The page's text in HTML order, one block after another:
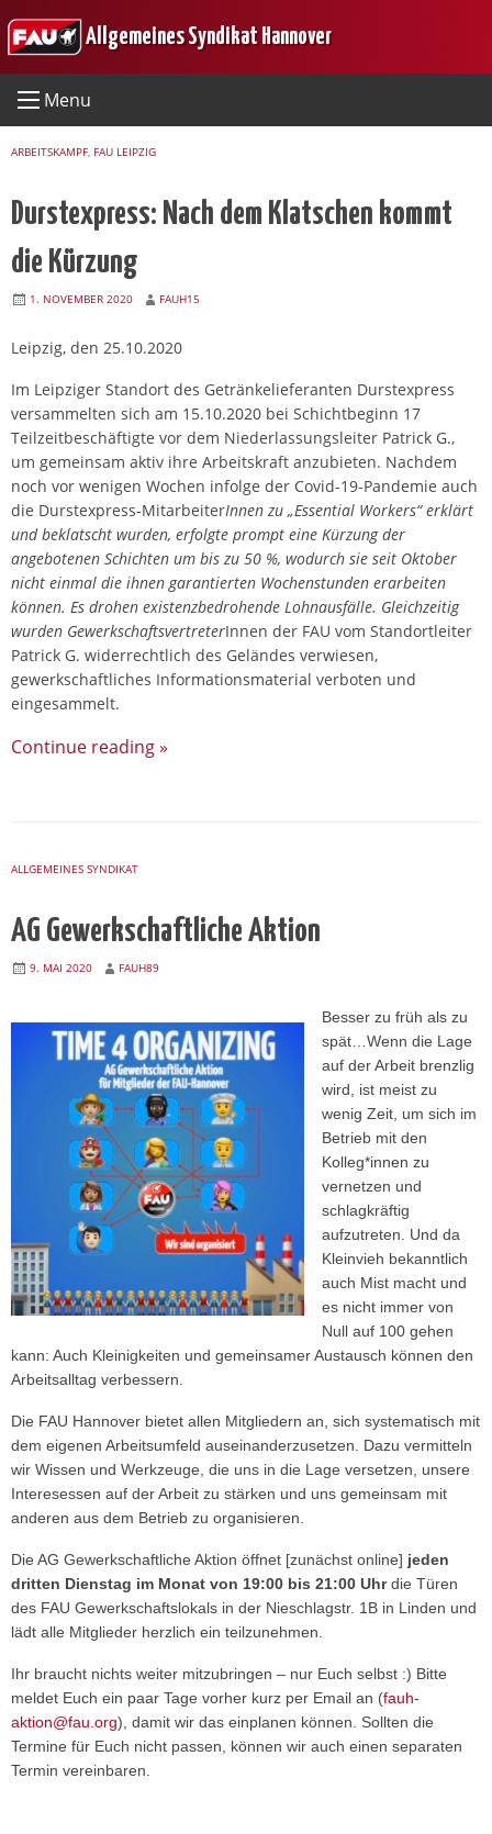
to
Allgemeines Syndikat Hannover
Menu
ARBEITSKAMPF, FAU LEIPZIG
Durstexpress: Nach dem Klatschen kommt
die Kürzung
1. NOVEMBER 2020 FAUH15
Leipzig, den 25.10.2020
Im Leipziger Standort des Getränkelieferanten Durstexpress
versammelten sich am 15.10.2020 bei Schichtbeginn 17
Teilzeitbeschäftigte vor dem Niederlassungsleiter Patrick G.,
um gemeinsam aktiv ihre Arbeitskraft anzubieten. Nachdem
noch vor wenigen Wochen infolge der Covid-19-Pandemie auch
die Durstexpress-MitarbeiterInnen zu „Essential Workers“ erklärt
und beklatscht wurden, erfolgte prompt eine Kürzung der
angebotenen Schichten um bis zu 50 %, wodurch sie seit Oktober
nicht einmal die ihnen garantierten Wochenstunden erarbeiten
können. Es drohen existenzbedrohende Lohnausfälle. Gleichzeitig
wurden GewerkschaftsvertreterInnen der FAU vom Standortleiter
Patrick G. widerrechtlich des Geländes verwiesen,
gewerkschaftliches Informationsmaterial verboten und
eingesammelt.
Continue reading»
ALLGEMEINES SYNDIKAT
AG Gewerkschaftliche Aktion
9. MAI 2020 FAUH89
Besser zu früh als zu
spät…Wenn die Lage
auf der Arbeit brenzlig
wird, ist meist zu
wenig Zeit, um sich im
Betrieb mit den
Kolleg*innen zu
vernetzen und
schlagkräftig
aufzutreten. Und da
Kleinvieh bekanntlich
auch Mist macht und
es nicht immer von
Null auf 100 gehen
kann: Auch Kleinigkeiten und gemeinsamer Austausch können den
Arbeitsalltag verbessern.
Die FAU Hannover bietet allen Mitgliedern an, sich systematisch mit
dem eigenen Arbeitsumfeld auseinanderzusetzen. Dazu vermitteln
wir Wissen und Werkzeuge, die uns in die Lage versetzen, unsere
Interesessen auf der Arbeit zu stärken und uns gemeinsam mit
anderen aus dem Betrieb zu organisieren.
Die AG Gewerkschaftliche Aktion öffnet [zunächst online] jeden
dritten Dienstag im Monat von 19:00 bis 21:00 Uhrdie Türen
des FAU Gewerkschaftslokals in der Nieschlagstr. 1B in Linden und
lädt alle Mitglieder herzlich ein teilzunehmen.
Ihr braucht nichts weiter mitzubringen – nur Euch selbst :) Bitte
meldet Euch ein paar Tage vorher kurz per Email an (fauh-
aktion@fau.org), damit wir das einplanen können. Sollten die
Termine für Euch nicht passen, können wir auch einen separaten
Termin vereinbaren.